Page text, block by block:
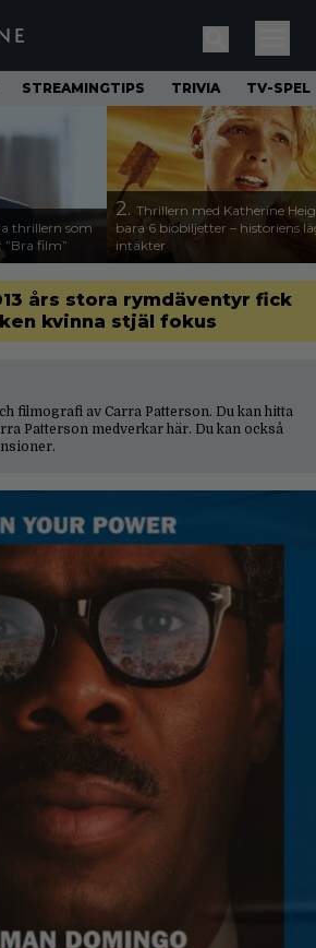
STREAMINGTIPS TRIVIA TV-SPEL
thrillern som
”Bra film”
2. Thrillern med Katherine
bara 6 biobiljetter – historiens
intäkter
års stora rymdäventyr fick
kvinna stjäl fokus
filmografi av Carra Patterson. Du kan hitta
Patterson medverkar här. Du kan också
.